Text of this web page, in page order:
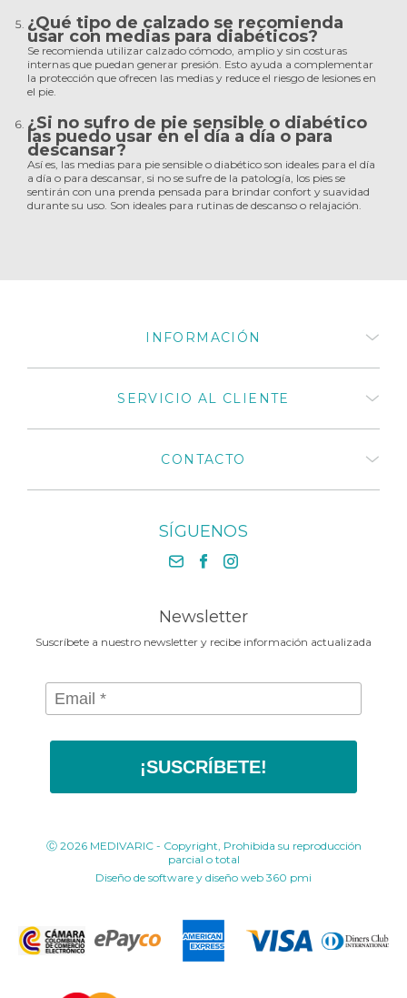
¿Qué tipo de calzado se recomienda
usar con medias para diabéticos?
Se recomienda utilizar calzado cómodo, amplio y sin costuras
internas que puedan generar presión. Esto ayuda a complementar
la protección que ofrecen las medias y reduce el riesgo de lesiones en
el pie.
¿Si no sufro de pie sensible o diabético
las puedo usar en el día a día o para
descansar?
Así es, las medias para pie sensible o diabético son ideales para el día
a día o para descansar, si no se sufre de la patología, los pies se
sentirán con una prenda pensada para brindar confort y suavidad
durante su uso. Son ideales para rutinas de descanso o relajación.
INFORMACIÓN
Quiénes somos
Medivaric?
Políticas de privacidad
devoluciones 2025
El cuidado que tu cuerpo
Bogotá 2025
SERVICIO AL CLIENTE
Preguntas frecuentes
Mis compras
Medivaric en Colombia
Contáctenos
CONTACTO
+57 1 430 3030
+57 318 675 8664
SÍGUENOS
Newsletter
Suscríbete a nuestro newsletter y recibe información actualizada
¡SUSCRÍBETE!
Ⓒ 2026 MEDIVARIC - Copyright, Prohibida su reproducción
parcial o total
Diseño de software y diseño web 360 pmi